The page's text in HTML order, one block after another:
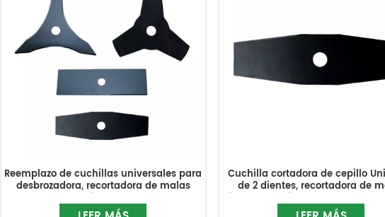
Reemplazo de cuchillas universales para
desbrozadora, recortadora de malas
hierbas
Cuchilla cortadora de cepillo
de 2 dientes, recortadora de
hierbas, cuchillas de repuesto